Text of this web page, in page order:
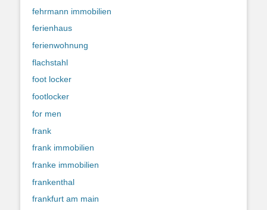
fehrmann immobilien
ferienhaus
ferienwohnung
flachstahl
foot locker
footlocker
for men
frank
frank immobilien
franke immobilien
frankenthal
frankfurt am main